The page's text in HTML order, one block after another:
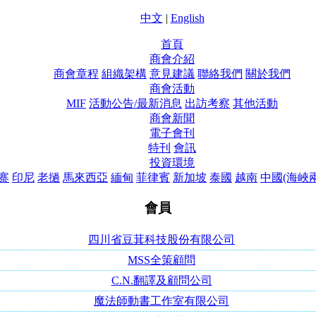
中文 | English
首頁
商會介紹
商會章程 組織架構 意見建議 聯絡我們 關於我們
商會活動
MIF 活動公告/最新消息 出訪考察 其他活動
商會新聞
電子會刊
特刊 會訊
投資環境
印尼 老撾 馬來西亞 緬甸 菲律賓 新加坡 泰國 越南 中國(海峽
會員
四川省豆萁科技股份有限公司
MSS全策顧問
C.N.翻譯及顧問公司
魔法師動書工作室有限公司